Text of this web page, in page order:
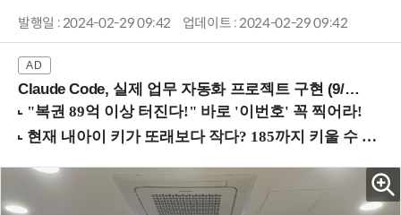
발행일 : 2024-02-29 09:42 업데이트 : 2024-02-29 09:42
Claude Code, 실제 업무 자동화 프로젝트 구현 (9/16 ~17 강남역)